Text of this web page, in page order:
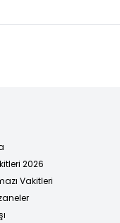
2026
Vakitleri